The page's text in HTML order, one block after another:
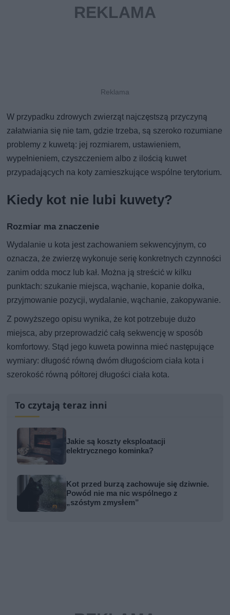
W przypadku zdrowych zwierząt najczęstszą przyczyną
załatwiania się nie tam, gdzie trzeba, są szeroko rozumiane
problemy z kuwetą: jej rozmiarem, ustawieniem,
wypełnieniem, czyszczeniem albo z ilością kuwet
przypadających na koty zamieszkujące wspólne terytorium.
Kiedy kot nie lubi kuwety?
Rozmiar ma znaczenie
Wydalanie u kota jest zachowaniem sekwencyjnym, co
oznacza, że zwierzę wykonuje serię konkretnych czynności
zanim odda mocz lub kał. Można ją streścić w kilku
punktach: szukanie miejsca, wąchanie, kopanie dołka,
przyjmowanie pozycji, wydalanie, wąchanie, zakopywanie.
Z powyższego opisu wynika, że kot potrzebuje dużo
miejsca, aby przeprowadzić całą sekwencję w sposób
komfortowy. Stąd jego kuweta powinna mieć następujące
wymiary: długość równą dwóm długościom ciała kota i
szerokość równą półtorej długości ciała kota.
To czytają teraz inni
Jakie są koszty eksploatacji
elektrycznego kominka?
Kot przed burzą zachowuje się dziwnie.
Powód nie ma nic wspólnego z
„szóstym zmysłem”